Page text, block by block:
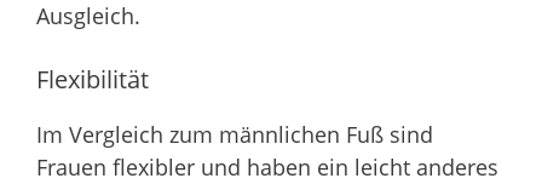
Ausgleich.
Flexibilität
Im Vergleich zum männlichen Fuß sind
Frauen flexibler und haben ein leicht anderes